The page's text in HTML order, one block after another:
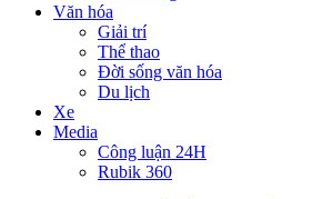
Văn hóa
Giải trí
Thể thao
Đời sống văn hóa
Du lịch
Xe
Media
Công luận 24H
Rubik 360